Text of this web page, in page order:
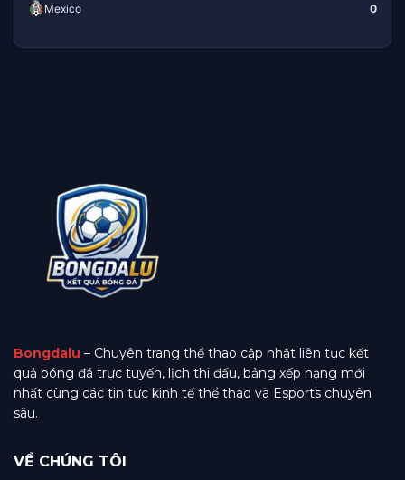
Mexico
0
Bongdalu – Chuyên trang thể thao cập nhật liên tục kết
quả bóng đá trực tuyến, lịch thi đấu, bảng xếp hạng mới
nhất cùng các tin tức kinh tế thể thao và Esports chuyên
sâu.
VỀ CHÚNG TÔI